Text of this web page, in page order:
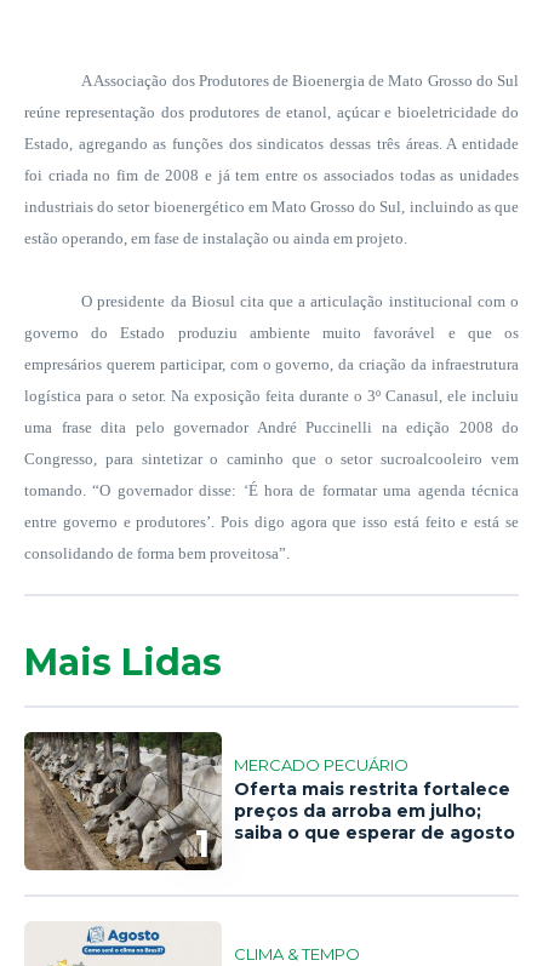
A Associação dos Produtores de Bioenergia de Mato Grosso do Sul
reúne representação dos produtores de etanol, açúcar e bioeletricidade do
Estado, agregando as funções dos sindicatos dessas três áreas. A entidade
foi criada no fim de 2008 e já tem entre os associados todas as unidades
industriais do setor bioenergético em Mato Grosso do Sul, incluindo as que
estão operando, em fase de instalação ou ainda em projeto.
O presidente da Biosul cita que a articulação institucional com o
governo do Estado produziu ambiente muito favorável e que os
empresários querem participar, com o governo, da criação da infraestrutura
logística para o setor. Na exposição feita durante o 3º Canasul, ele incluiu
uma frase dita pelo governador André Puccinelli na edição 2008 do
Congresso, para sintetizar o caminho que o setor sucroalcooleiro vem
tomando. “O governador disse: ‘É hora de formatar uma agenda técnica
entre governo e produtores’. Pois digo agora que isso está feito e está se
consolidando de forma bem proveitosa”.
Mais Lidas
1
MERCADO PECUÁRIO
Oferta mais restrita fortalece
preços da arroba em julho;
saiba o que esperar de agosto
CLIMA & TEMPO